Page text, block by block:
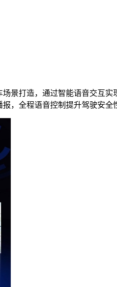
场景打造，通过智能语音交互
，全程语音控制提升驾驶安